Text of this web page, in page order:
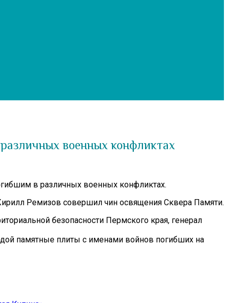
военных конфликтах
в различных военных конфликтах.
Ремизов совершил чин освящения Сквера Памяти.
безопасности Пермского края, генерал
памятные плиты с именами войнов погибших на